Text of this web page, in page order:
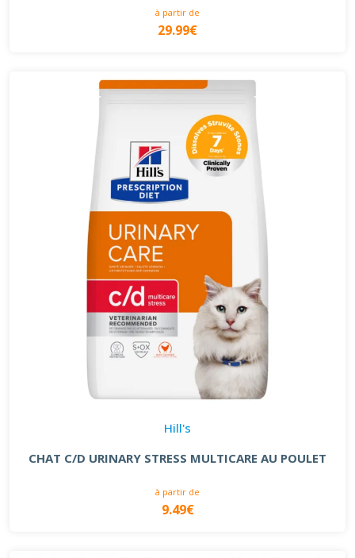
à partir de
29.99€
Hill's
CHAT C/D URINARY STRESS MULTICARE AU POULET
à partir de
9.49€